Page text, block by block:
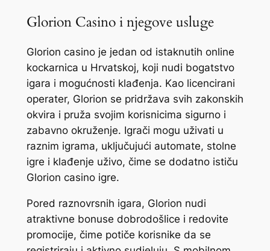
Glorion Casino i njegove usluge
Glorion casino je jedan od istaknutih online
kockarnica u Hrvatskoj, koji nudi bogatstvo
igara i mogućnosti klađenja. Kao licencirani
operater, Glorion se pridržava svih zakonskih
okvira i pruža svojim korisnicima sigurno i
zabavno okruženje. Igrači mogu uživati u
raznim igrama, uključujući automate, stolne
igre i klađenje uživo, čime se dodatno ističu
Glorion casino igre.
Pored raznovrsnih igara, Glorion nudi
atraktivne bonuse dobrodošlice i redovite
promocije, čime potiče korisnike da se